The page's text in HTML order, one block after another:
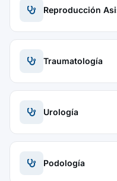
Reproducción
Traumatología
Urología
Podología